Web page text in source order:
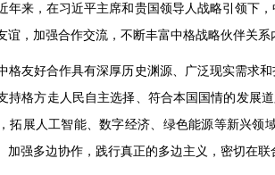
年来，在习近平主席和贵国领导人战略引领下
谊，加强合作交流，不断丰富中格战略伙伴关系
格友好合作具有深厚历史渊源、广泛现实需求
持格方走人民自主选择、符合本国国情的发展
拓展人工智能、数字经济、绿色能源等新兴
加强多边协作，践行真正的多边主义，密切在